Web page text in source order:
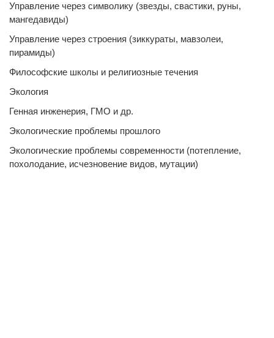
Управление через символику (звезды, свастики, руны,
мангедавиды)
Управление через строения (зиккураты, мавзолеи,
пирамиды)
Философские школы и религиозные течения
Экология
Генная инженерия, ГМО и др.
Экологические проблемы прошлого
Экологические проблемы современности (потепление,
похолодание, исчезновение видов, мутации)